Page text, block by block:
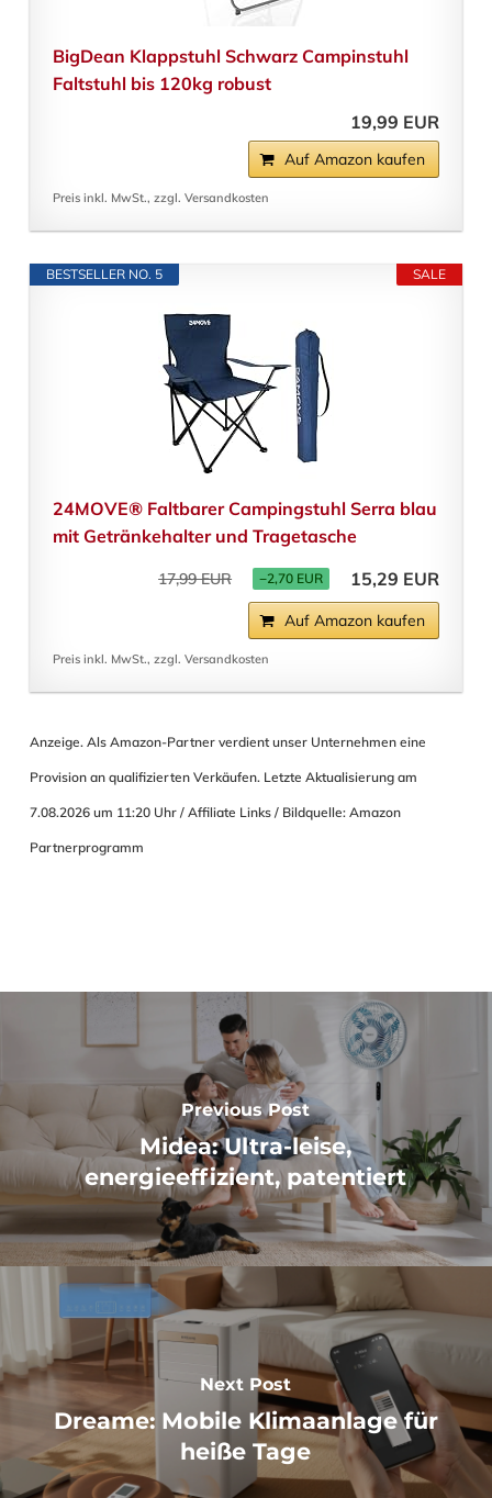
BigDean Klappstuhl Schwarz Campinstuhl
Faltstuhl bis 120kg robust
19,99 EUR
Auf Amazon kaufen
Preis inkl. MwSt., zzgl. Versandkosten
SALE
BESTSELLER NO. 5
24MOVE® Faltbarer Campingstuhl Serra blau
mit Getränkehalter und Tragetasche
17,99 EUR −2,70 EUR 15,29 EUR
Auf Amazon kaufen
Preis inkl. MwSt., zzgl. Versandkosten
Anzeige. Als Amazon-Partner verdient unser Unternehmen eine
Provision an qualifizierten Verkäufen. Letzte Aktualisierung am
7.08.2026 um 11:20 Uhr / Affiliate Links / Bildquelle: Amazon
Partnerprogramm
Previous Post
Midea: Ultra-leise,
energieeffizient, patentiert
Next Post
Dreame: Mobile Klimaanlage für
heiße Tage